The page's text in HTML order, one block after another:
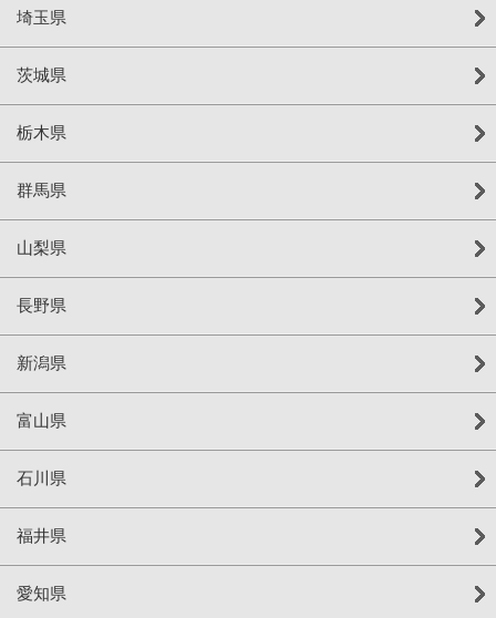
埼玉県
茨城県
栃木県
群馬県
山梨県
長野県
新潟県
富山県
石川県
福井県
愛知県